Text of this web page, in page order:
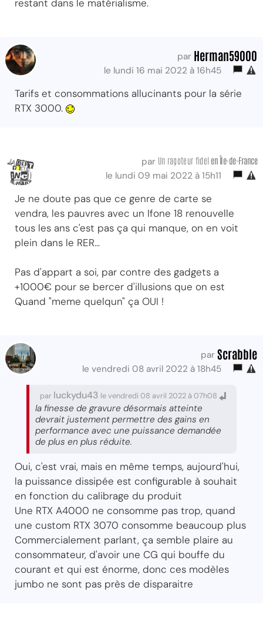
restant dans le matérialisme.
par Herman59000
le lundi 16 mai 2022 à 16h45
Tarifs et consommations allucinants pour la série
RTX 3000.
par Un ragoteur fidel en Île-de-France
le lundi 09 mai 2022 à 15h11
Je ne doute pas que ce genre de carte se
vendra, les pauvres avec un Ifone 18 renouvelle
tous les ans c'est pas ça qui manque, on en voit
plein dans le RER...
Pas d'appart a soi, par contre des gadgets a
+1000€ pour se bercer d'illusions que on est
Quand "meme quelqun" ça OUI !
par Scrabble
le vendredi 08 avril 2022 à 18h45
par luckydu43 le vendredi 08 avril 2022 à 07h08
la finesse de gravure désormais atteinte
devrait justement permettre des gains en
performance avec une puissance demandée
de plus en plus réduite.
Oui, c'est vrai, mais en même temps, aujourd'hui,
la puissance dissipée est configurable à souhait
en fonction du calibrage du produit
Une RTX A4000 ne consomme pas trop, quand
une custom RTX 3070 consomme beaucoup plus
Commercialement parlant, ça semble plaire au
consommateur, d'avoir une CG qui bouffe du
courant et qui est énorme, donc ces modèles
jumbo ne sont pas près de disparaitre